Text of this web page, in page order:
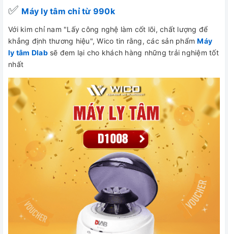
✅ Máy ly tâm chỉ từ 990k
Với kim chỉ nam "Lấy công nghệ làm cốt lõi, chất lượng để
khẳng định thương hiệu", Wico tin rằng, các sản phẩmMáy
ly tâm Dlabsẽ đem lại cho khách hàng những trải nghiệm tốt
nhất